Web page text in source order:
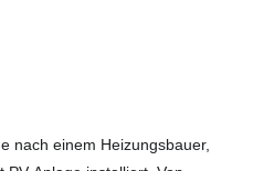
nach einem Heizungsbauer,